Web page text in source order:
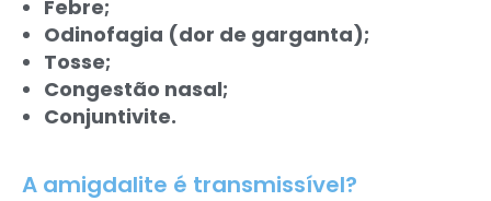
Febre;
Odinofagia (dor de garganta);
Tosse;
Congestão nasal;
Conjuntivite.
A amigdalite é transmissível?